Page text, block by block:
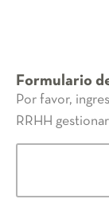
Formulario
Por favor,
RRHH